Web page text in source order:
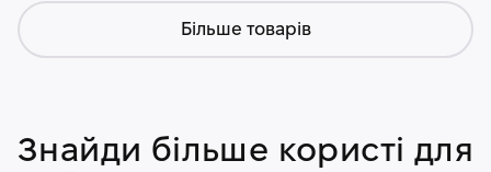
Більше товарів
Знайди більше користі для